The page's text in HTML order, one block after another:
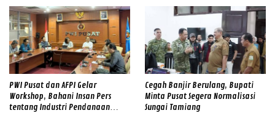
PWI Pusat dan AFPI Gelar
Workshop, Bahani Insan Pers
tentang Industri Pendanaan
Cegah Banjir Berulang, Bupati
Minta Pusat Segera Normalisasi
Sungai Tamiang